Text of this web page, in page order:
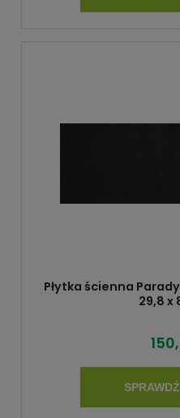
Płytka ścienna
29,8 x